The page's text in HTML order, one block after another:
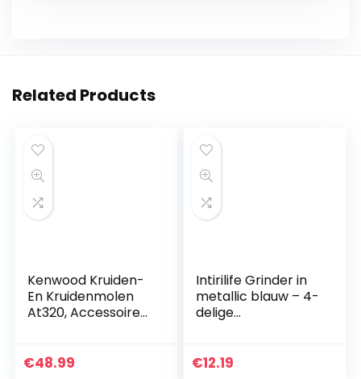
Related Products
Kenwood Kruiden-
En Kruidenmolen
At320, Accessoires
Elektrische
€48.99
Intirilife Grinder in
metallic blauw – 4-
delige
fijnmalen en
€12.19